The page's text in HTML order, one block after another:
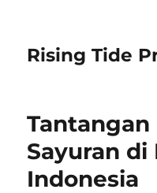
Rising Tide
Tantangan
Sayuran
Indonesia